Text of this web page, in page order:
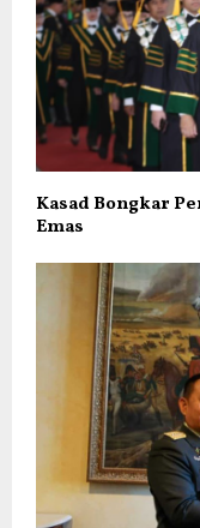
Kasad Bongkar
Emas